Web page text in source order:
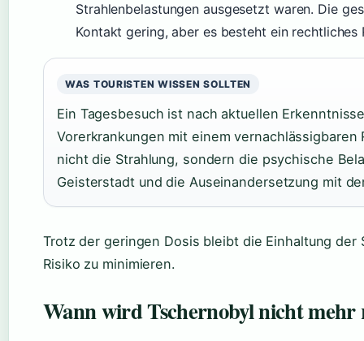
Strahlenbelastungen ausgesetzt waren. Die
Kontakt gering, aber es besteht ein rechtliches
WAS TOURISTEN WISSEN SOLLTEN
Ein Tagesbesuch ist nach aktuellen
Vorerkrankungen mit einem
nicht die Strahlung, sondern die psychische
Geisterstadt und die Auseinandersetzung mit
Trotz der geringen Dosis bleibt die Einhaltung
Risiko zu minimieren.
Wann wird Tschernobyl nicht mehr